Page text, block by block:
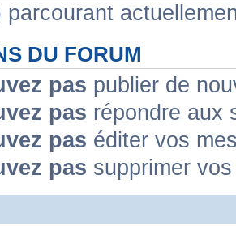
parcourant
DU FORUM
pas publier de
pas répondre aux
pas éditer vos
pas supprimer